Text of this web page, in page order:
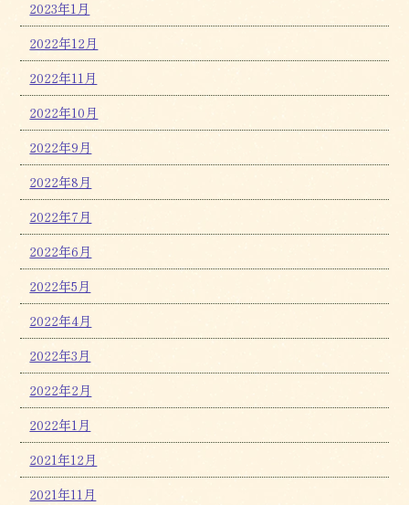
2023年1月
2022年12月
2022年11月
2022年10月
2022年9月
2022年8月
2022年7月
2022年6月
2022年5月
2022年4月
2022年3月
2022年2月
2022年1月
2021年12月
2021年11月